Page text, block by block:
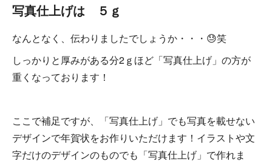
写真仕上げは ５ｇ
なんとなく、伝わりましたでしょうか・・・😓笑
しっかりと厚みがある分2ｇほど「写真仕上げ」の方が
重くなっております！
ここで補足ですが、「写真仕上げ」でも写真を載せない
デザインで年賀状をお作りいただけます！イラストや文
字だけのデザインのものでも「写真仕上げ」で作れま